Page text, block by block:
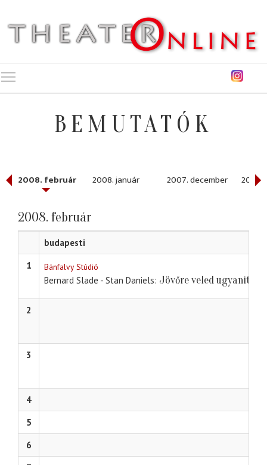
BEMUTATÓK
2008. február 2008. január 2007. december 2007.
2008. február
budapesti
1
Bánfalvy Stúdió
Bernard Slade - Stan Daniels Jövőre veled ugyanitt 1.
2
3
4
5
6